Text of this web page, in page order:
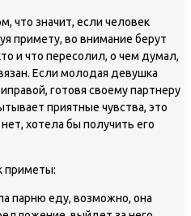
что значит, если человек
примету, во внимание берут
и что пересолил, о чем думал,
Если молодая девушка
готовя своему партнеру
приятные чувства, это
хотела бы получить его
приметы:
парню еду, возможно, она